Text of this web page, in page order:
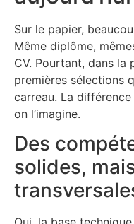
Sur le papier,
Même diplôme,
CV. Pourtant, dans la
premières sélections
carreau. La
on l’imagine.
Des
solides,